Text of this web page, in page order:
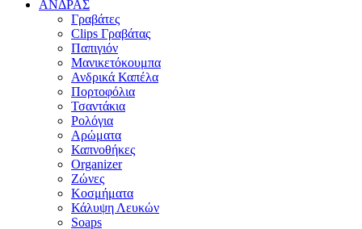
ΑΝΔΡΑΣ
Γραβάτες
Clips Γραβάτας
Παπιγιόν
Μανικετόκουμπα
Ανδρικά Καπέλα
Πορτοφόλια
Τσαντάκια
Ρολόγια
Αρώματα
Καπνοθήκες
Organizer
Ζώνες
Κοσμήματα
Κάλυψη Λευκών
Soaps